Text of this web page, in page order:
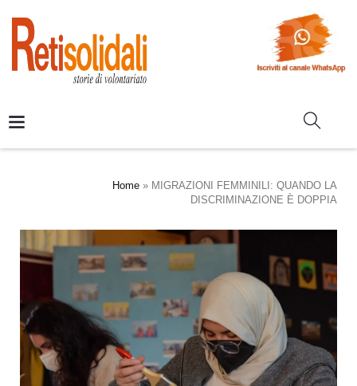
Home » MIGRAZIONI FEMMINILI: QUANDO LA
DISCRIMINAZIONE È DOPPIA